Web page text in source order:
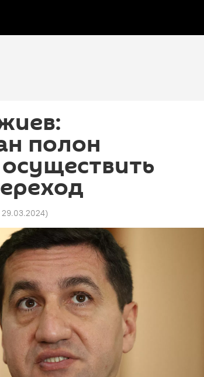
полон
29.03.2024)